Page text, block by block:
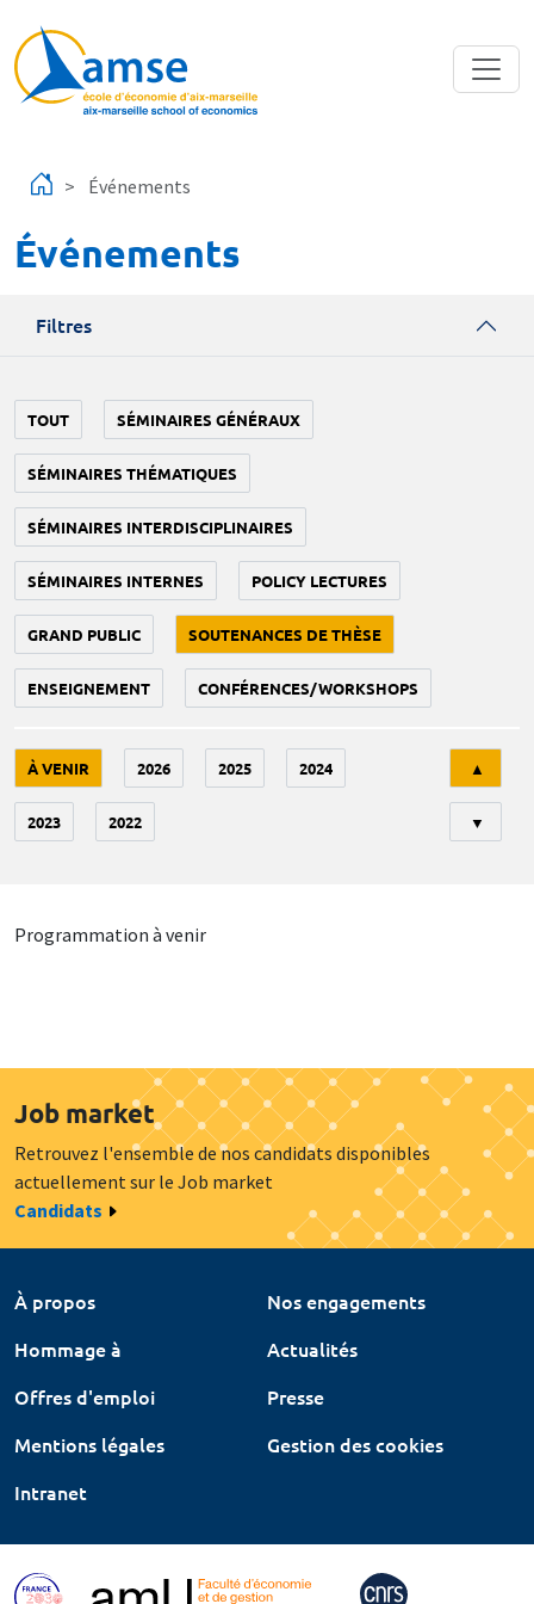
Événements
Événements
Filtres
TOUT SÉMINAIRES GÉNÉRAUX
SÉMINAIRES THÉMATIQUES
SÉMINAIRES INTERDISCIPLINAIRES
SÉMINAIRES INTERNES POLICY LECTURES
GRAND PUBLIC SOUTENANCES DE THÈSE
ENSEIGNEMENT CONFÉRENCES/WORKSHOPS
À VENIR 2026 2025 2024
2023 2022
▲
▼
Programmation à venir
Job market
Retrouvez l'ensemble de nos candidats disponibles
actuellement sur le Job market
Candidats
À propos
Nos engagements
Hommage à
Actualités
Offres d'emploi
Presse
Mentions légales
Gestion des cookies
Intranet